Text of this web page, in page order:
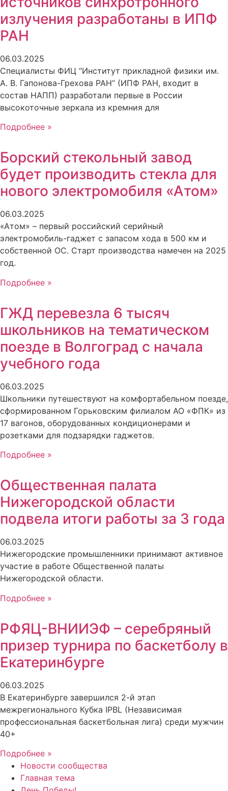
излучения разработаны в ИПФ
РАН
06.03.2025
Специалисты ФИЦ “Институт прикладной физики им.
А. В. Гапонова-Грехова РАН” (ИПФ РАН, входит в
состав НАПП) разработали первые в России
высокоточные зеркала из кремния для
Подробнее »
Борский стекольный завод
будет производить стекла для
нового электромобиля «Атом»
06.03.2025
«Атом» – первый российский серийный
электромобиль-гаджет с запасом хода в 500 км и
собственной ОС. Старт производства намечен на 2025
год.
Подробнее »
ГЖД перевезла 6 тысяч
школьников на тематическом
поезде в Волгоград с начала
учебного года
06.03.2025
Школьники путешествуют на комфортабельном поезде,
сформированном Горьковским филиалом АО «ФПК» из
17 вагонов, оборудованных кондиционерами и
розетками для подзарядки гаджетов.
Подробнее »
Общественная палата
Нижегородской области
подвела итоги работы за 3 года
06.03.2025
Нижегородские промышленники принимают активное
участие в работе Общественной палаты
Нижегородской области.
Подробнее »
РФЯЦ-ВНИИЭФ – серебряный
призер турнира по баскетболу в
Екатеринбурге
06.03.2025
В Екатеринбурге завершился 2-й этап
межрегионального Кубка IPBL (Независимая
профессиональная баскетбольная лига) среди мужчин
40+
Подробнее »
Новости сообщества
Главная тема